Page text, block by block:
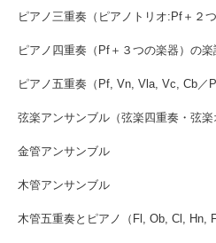
ピアノ三重奏（ピアノトリオ:Pf＋２つ
ピアノ四重奏（Pf＋３つの楽器）の楽
ピアノ五重奏（Pf, Vn, Vla, Vc, Cb／
弦楽アンサンブル（弦楽四重奏・弦楽
金管アンサンブル
木管アンサンブル
木管五重奏とピアノ（Fl, Ob, Cl, Hn,